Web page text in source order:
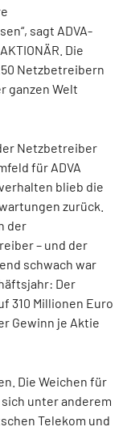
sagt ADVA-
Die
Netzbetreibern
ganzen Welt
Netzbetreiber
für ADVA
blieb die
zurück.
der
– und der
schwach war
Der
310 Millionen Euro
Gewinn je Aktie
Die Weichen für
unter anderem
Telekom und